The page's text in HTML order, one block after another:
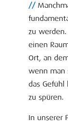
//
zu
einen
Ort, an
wenn man
das
zu spüren.
In unserer